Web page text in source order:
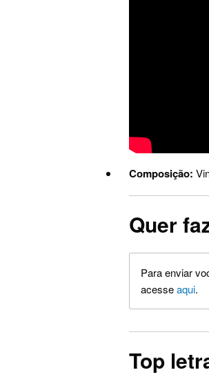
Composição:
Quer
Para enviar
acesseaqui.
Top